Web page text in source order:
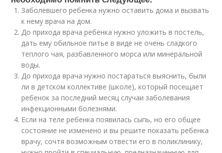
Заболевшего ребенка нужно оставить дома и вызвать
к нему врача на дом.
До прихода врача ребенка нужно уложить в постель,
дать ему обильное питье в виде не очень сладкого
теплого чая, разбавленного морса или минеральной
воды.
До прихода врача нужно постараться выяснить, были
ли в детском коллективе (школе), который посещает
ребенок за последний месяц случаи заболевания
инфекционными болезнями.
Если на теле ребенка появилась сыпь, но его общее
состояние не изменено и вы решите показать ребенка
врачу, сочтя возможным отвести его в поликлинику,